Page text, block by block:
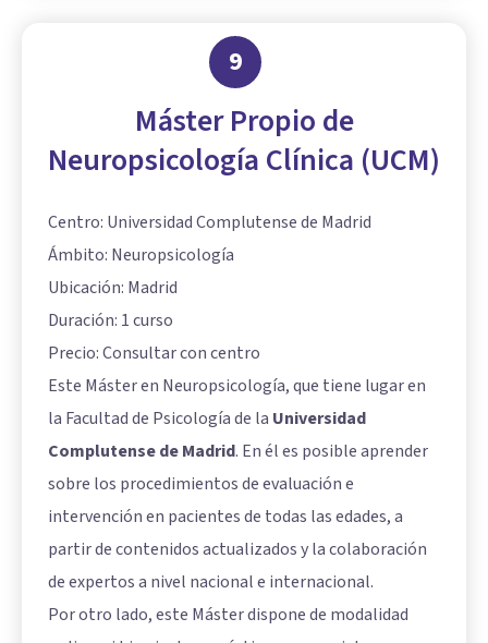
9
Máster Propio de
Neuropsicología Clínica (UCM)
Centro: Universidad Complutense de Madrid
Ámbito: Neuropsicología
Ubicación: Madrid
Duración: 1 curso
Precio: Consultar con centro
Este Máster en Neuropsicología, que tiene lugar en
la Facultad de Psicología de la Universidad
Complutense de Madrid. En él es posible aprender
sobre los procedimientos de evaluación e
intervención en pacientes de todas las edades, a
partir de contenidos actualizados y la colaboración
de expertos a nivel nacional e internacional.
Por otro lado, este Máster dispone de modalidad